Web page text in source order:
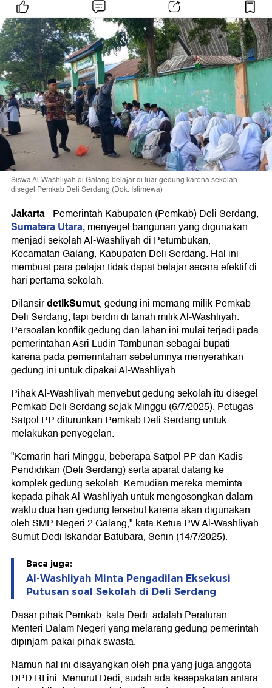
Siswa Al-Washliyah di Galang belajar di luar gedung karena sekolah
disegel Pemkab Deli Serdang (Dok. Istimewa)
Jakarta-Pemerintah Kabupaten (Pemkab) Deli Serdang,
Sumatera Utara,menyegel bangunan yang digunakan
menjadi sekolah Al-Washliyah di Petumbukan,
Kecamatan Galang, Kabupaten Deli Serdang. Hal ini
membuat para pelajar tidak dapat belajar secara efektif di
hari pertama sekolah.
DilansirdetikSumut, gedung ini memang milik Pemkab
Deli Serdang, tapi berdiri di tanah milik Al-Washliyah.
Persoalan konflik gedung dan lahan ini mulai terjadi pada
pemerintahan Asri Ludin Tambunan sebagai bupati
karena pada pemerintahan sebelumnya menyerahkan
gedung ini untuk dipakai Al-Washliyah.
Pihak Al-Washliyah menyebut gedung sekolah itu disegel
Pemkab Deli Serdang sejak Minggu (6/7/2025). Petugas
Satpol PP diturunkan Pemkab Deli Serdang untuk
melakukan penyegelan.
"Kemarin hari Minggu, beberapa Satpol PP dan Kadis
Pendidikan (Deli Serdang) serta aparat datang ke
komplek gedung sekolah. Kemudian mereka meminta
kepada pihak Al-Washliyah untuk mengosongkan dalam
waktu dua hari gedung tersebut karena akan digunakan
oleh SMP Negeri 2 Galang," kata Ketua PW Al-Washliyah
Sumut Dedi Iskandar Batubara, Senin (14/7/2025).
Baca juga:
Al-Washliyah Minta Pengadilan Eksekusi
Putusan soal Sekolah di Deli Serdang
Dasar pihak Pemkab, kata Dedi, adalah Peraturan
Menteri Dalam Negeri yang melarang gedung pemerintah
dipinjam-pakai pihak swasta.
Namun hal ini disayangkan oleh pria yang juga anggota
DPD RI ini. Menurut Dedi, sudah ada kesepakatan antara